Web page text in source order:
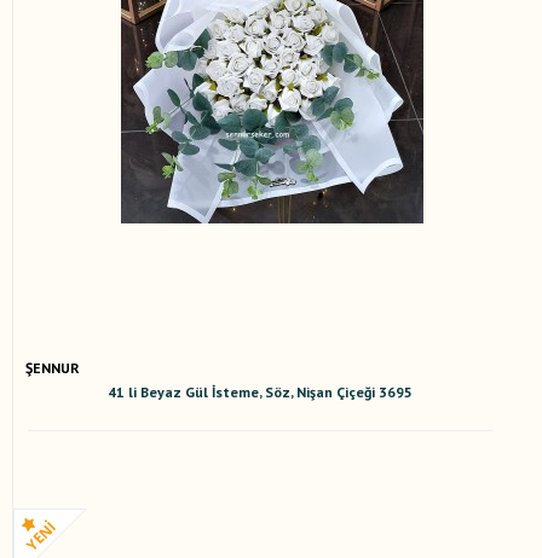
ŞENNUR
41 li Beyaz Gül İsteme, Söz, Nişan Çiçeği 3695